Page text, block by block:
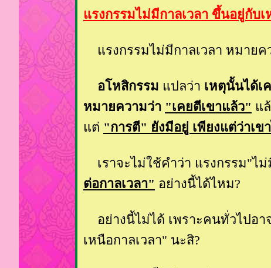
รงกรรมไม่มีกาลเวลา ขึ้นอยู่กับเ
รงกรรมไม่มีกาลเวลา หมายค
อโหสิกรรม ปลว่า เหตุนั้นได้เ
หมายความว่า "เคยตีเขาแล้ว" ล้
ต่ "การตี" ยังมีอยู่ เพียงแต่ว่าเขา
เราจะไม่ใช้คำว่า แรงกรรม"ไม่
ต่อกาลเวลา" อย่างนี้ได้ไหม?
อย่างนี้ไม่ได้ เพราะคนทั่วไปอา
เหนือกาลเวลา" นะสิ?